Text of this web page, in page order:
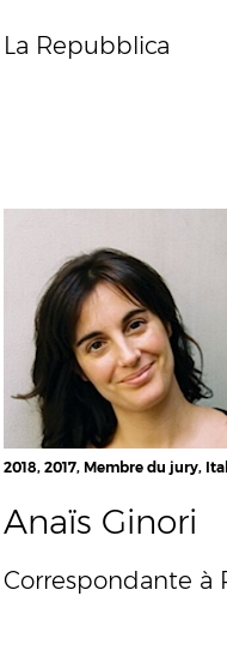
La Repubblica
2018, 2017, Membre du jury,
Anaïs Ginori
Correspondante à